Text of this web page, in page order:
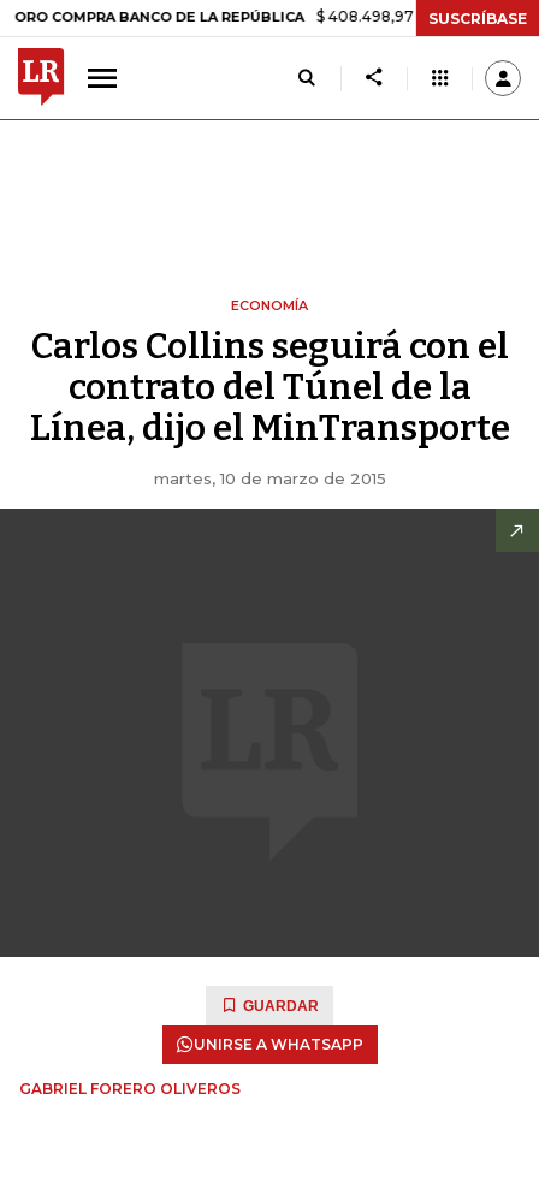
BANCO DE LA REPÚBLICA $ 408.498,97 +$ 8.753,81 +2,19%
SUSCRÍBASE
ECONOMÍA
Carlos Collins seguirá con el
contrato del Túnel de la
Línea, dijo el MinTransporte
martes, 10 de marzo de 2015
GUARDAR
UNIRSE A WHATSAPP
GABRIEL FORERO OLIVEROS